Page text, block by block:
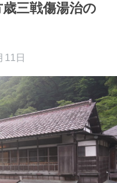
三戦傷湯治の
11日